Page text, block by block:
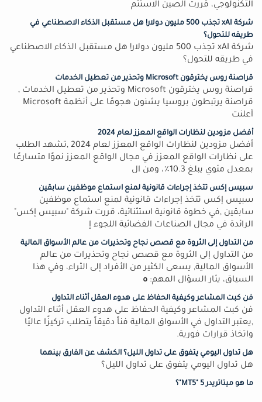
التكنولوجي، قررت الصين الاستثم
شركة xAI تجذب 500 مليون دولار! هل مستقبل الذكاء الاصطناعي في
طريقه للتحول؟
شركة xAI تجذب 500 مليون دولار! هل مستقبل الذكاء الاصطناعي
في طريقه للتحول؟
قراصنة روس يخترقون Microsoft وتحذير من تعطيل الخدمات
قراصنة روس يخترقون Microsoft وتحذير من تعطيل الخدمات ,
قراصنة يرتبطون بروسيا يشنون هجومًا على أنظمة Microsoft
أعلنت
أفضل مزودين لنظارات الواقع المعزز لعام 2024
أفضل مزودين لنظارات الواقع المعزز لعام 2024 ,تشهد الطلب
على نظارات الواقع المعزز في مجال الواقع المعزز نموًا متسارعًا
بمعدل مئوي يبلغ 10.3٪، ومن ال
سبيس إكس تتخذ إجراءات قانونية لمنع استماع موظفين سابقين
سبيس إكس تتخذ إجراءات قانونية لمنع استماع موظفين
سابقين ,في خطوة قانونية استثنائية، قررت شركة "سبيس إكس"
الرائدة في مجال الصناعات الفضائية اللجوء إ
من التداول إلى الثروة مع قصص نجاح وتحذيرات من عالم الأسواق المالية
من التداول إلى الثروة مع قصص نجاح وتحذيرات من عالم
الأسواق المالية, يسعى الكثير من الأفراد إلى الثراء، وفي هذا
السياق، يثار السؤال المهم: ه
فن كبت المشاعر وكيفية الحفاظ على هدوء العقل أثناء التداول
فن كبت المشاعر وكيفية الحفاظ على هدوء العقل أثناء التداول
,يعتبر التداول في الأسواق المالية فناً دقيقاً يتطلب تركيزًا عاليًا
واتخاذ قرارات فورية.
هل تداول اليومي يتفوق على تداول الليل؟ الكشف عن الفارق بينهما
هل تداول اليومي يتفوق على تداول الليل؟
ما هو ميتاتريدر 5 "MT5"؟